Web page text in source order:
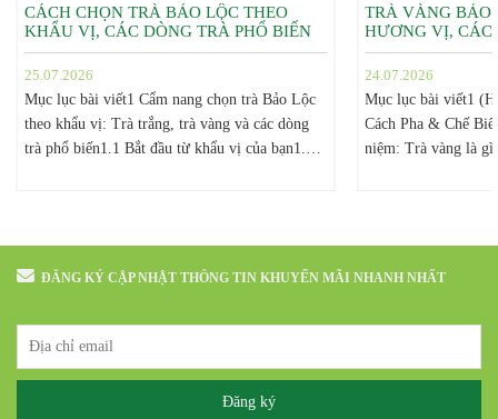
CÁCH CHỌN TRÀ BẢO LỘC THEO
KHẨU VỊ, CÁC DÒNG TRÀ PHỔ BIẾN
25.07.2026
Mục lục bài viết1 Cẩm nang chọn trà Bảo Lộc
theo khẩu vị: Trà trắng, trà vàng và các dòng
trà phổ biến1.1 Bắt đầu từ khẩu vị của bạn1.2
TRÀ VÀNG BẢO
HƯƠNG VỊ,
24.07.2026
Mục lục bài viết1
Cách Pha & Chế
niệm: Trà vàng là
Trà...
ĐĂNG KÝ CẬP NHẬT THÔNG TIN KHUYẾN MÃI NHANH NHẤT